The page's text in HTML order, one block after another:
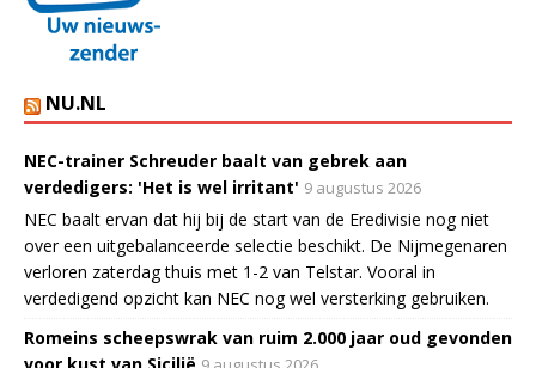
NU.NL
NEC-trainer Schreuder baalt van gebrek aan
verdedigers: 'Het is wel irritant' 9 augustus 2026
NEC baalt ervan dat hij bij de start van de Eredivisie nog niet
over een uitgebalanceerde selectie beschikt. De Nijmegenaren
verloren zaterdag thuis met 1-2 van Telstar. Vooral in
verdedigend opzicht kan NEC nog wel versterking gebruiken.
Romeins scheepswrak van ruim 2.000 jaar oud gevonden